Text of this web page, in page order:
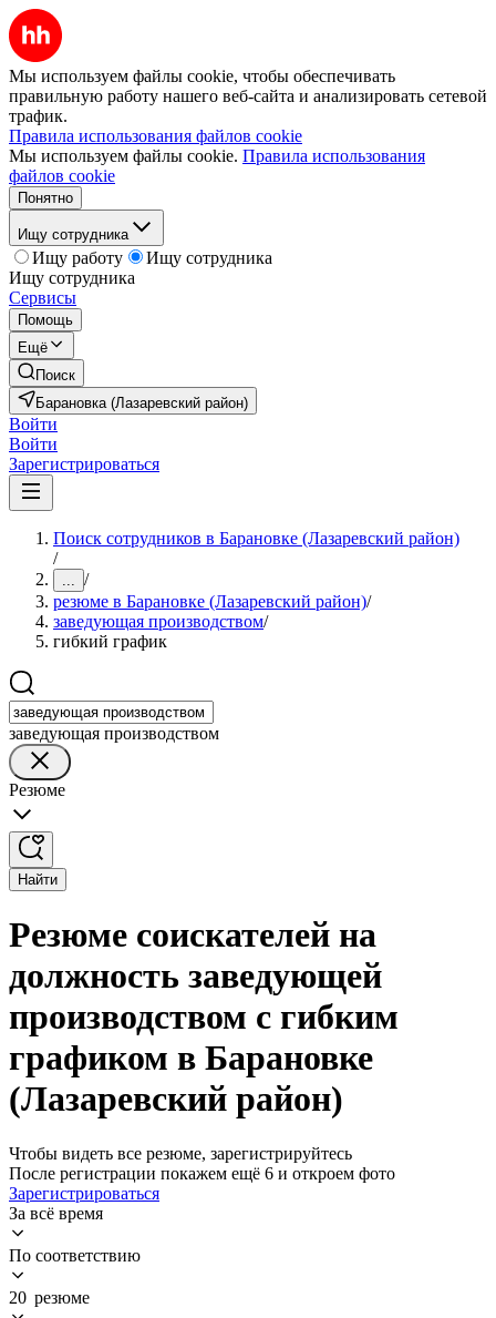
Мы используем файлы cookie, чтобы обеспечивать
правильную работу нашего веб-сайта и анализировать сетевой
трафик.
Правила использования файлов cookie
Мы используем файлы cookie. Правила использования
файлов cookie
Понятно
Ищу сотрудника
Ищу работу
Ищу сотрудника
Ищу сотрудника
Сервисы
Помощь
Ещё
Поиск
Барановка (Лазаревский район)
Войти
Войти
Зарегистрироваться
Поиск сотрудников в Барановке (Лазаревский район)
/
... /
резюме в Барановке (Лазаревский район)/
заведующая производством/
гибкий график
заведующая производством
Резюме
Найти
Резюме соискателей на
должность заведующей
производством с гибким
графиком в Барановке
(Лазаревский район)
Чтобы видеть все резюме, зарегистрируйтесь
После регистрации покажем ещё 6 и откроем фото
Зарегистрироваться
За всё время
По соответствию
20 резюме